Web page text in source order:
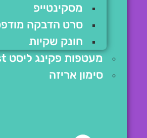
מסקינטייפ
סרט הדבקה מודפס FRAGILE
חונק שקיות
מעטפות פקינג ליסט Packing list
סימון אריזה